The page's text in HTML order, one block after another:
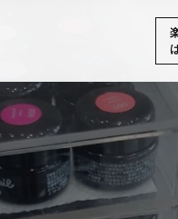
Nail
最新ネイル情報
Skin Care